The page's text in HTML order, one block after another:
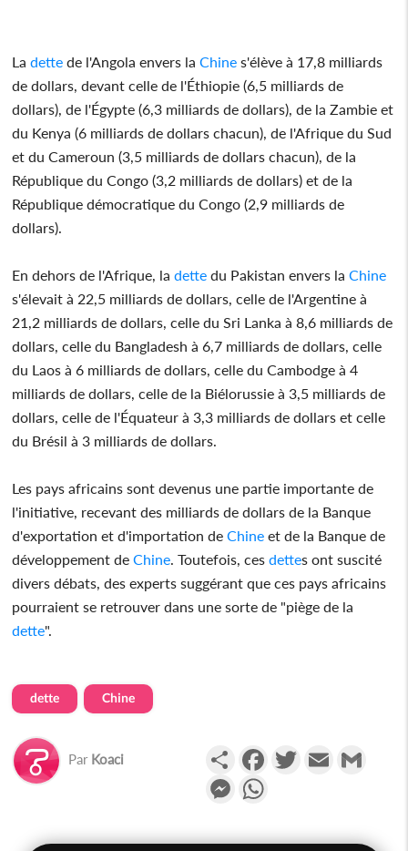
Ladette de l'Angola envers laChine s'élève à 17,8 milliards
de dollars, devant celle de l'Éthiopie (6,5 milliards de
dollars), de l'Égypte (6,3 milliards de dollars), de la Zambie et
du Kenya (6 milliards de dollars chacun), de l'Afrique du Sud
et du Cameroun (3,5 milliards de dollars chacun), de la
République du Congo (3,2 milliards de dollars) et de la
République démocratique du Congo (2,9 milliards de
dollars).
En dehors de l'Afrique, ladette du Pakistan envers laChine
s'élevait à 22,5 milliards de dollars, celle de l'Argentine à
21,2 milliards de dollars, celle du Sri Lanka à 8,6 milliards de
dollars, celle du Bangladesh à 6,7 milliards de dollars, celle
du Laos à 6 milliards de dollars, celle du Cambodge à 4
milliards de dollars, celle de la Biélorussie à 3,5 milliards de
dollars, celle de l'Équateur à 3,3 milliards de dollars et celle
du Brésil à 3 milliards de dollars.
Les pays africains sont devenus une partie importante de
l'initiative, recevant des milliards de dollars de la Banque
d'exportation et d'importation deChine et de la Banque de
développement deChine . Toutefois, cesdettes ont suscité
divers débats, des experts suggérant que ces pays africains
pourraient se retrouver dans une sorte de "piège de la
dette".
dette Chine
Par Koaci PartagerFacebookTwitterEmail
Messenger